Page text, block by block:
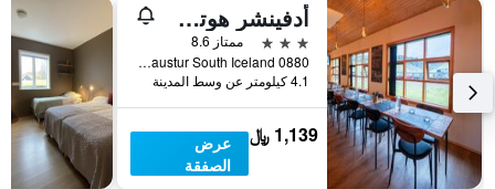
أدفينشر هوتل جيرلاند
3 نجوم
ممتاز 8.6
Geirland Kirkjubaejarklaustur South Iceland 0880, كيركجوبيجاركلاوستور, أيسلندا
4.1 كيلومتر عن وسط المدينة
1,139 ﷼
عرض
الصفقة